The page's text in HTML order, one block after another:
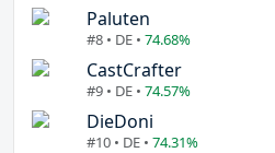
Paluten
#8 • DE • 74.68%
CastCrafter
#9 • DE • 74.57%
DieDoni
#10 • DE • 74.31%